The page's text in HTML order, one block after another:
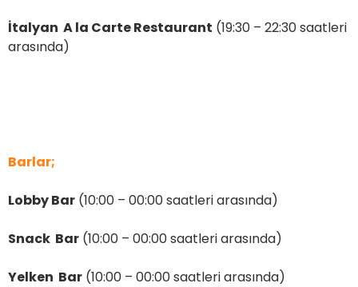
İtalyan A la Carte Restaurant (19:30 – 22:30 saatleri
arasında)
Barlar;
Lobby Bar (10:00 – 00:00 saatleri arasında)
Snack Bar (10:00 – 00:00 saatleri arasında)
Yelken Bar (10:00 – 00:00 saatleri arasında)